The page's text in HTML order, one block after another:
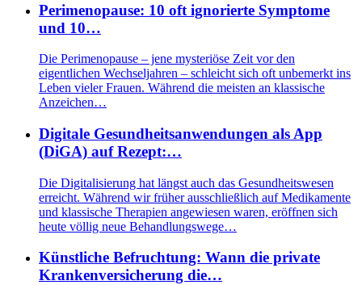
Perimenopause: 10 oft ignorierte Symptome
und 10…
Die Perimenopause – jene mysteriöse Zeit vor den
eigentlichen Wechseljahren – schleicht sich oft unbemerkt ins
Leben vieler Frauen. Während die meisten an klassische
Anzeichen…
Digitale Gesundheitsanwendungen als App
(DiGA) auf Rezept:…
Die Digitalisierung hat längst auch das Gesundheitswesen
erreicht. Während wir früher ausschließlich auf Medikamente
und klassische Therapien angewiesen waren, eröffnen sich
heute völlig neue Behandlungswege…
Künstliche Befruchtung: Wann die private
Krankenversicherung die…